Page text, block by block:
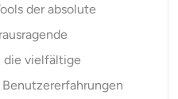
der absolute
die vielfältige